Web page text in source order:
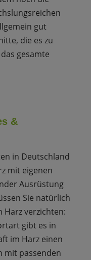
gut
die es zu
gesamte
&
in Deutschland
mit eigenen
Ausrüstung
Sie natürlich
Harz verzichten:
gibt es in
im Harz einen
mit passenden